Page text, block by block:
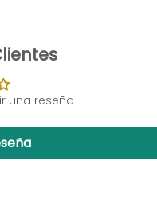
una reseña